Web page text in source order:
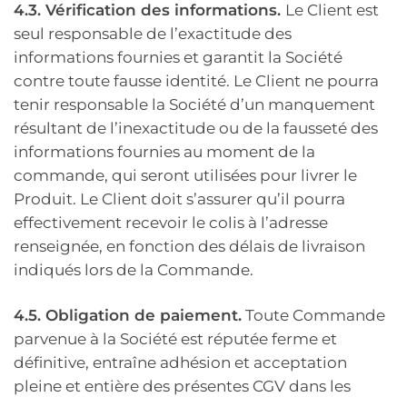
4.3. Vérification des informations. Le Client est
seul responsable de l’exactitude des
informations fournies et garantit la Société
contre toute fausse identité. Le Client ne pourra
tenir responsable la Société d’un manquement
résultant de l’inexactitude ou de la fausseté des
informations fournies au moment de la
commande, qui seront utilisées pour livrer le
Produit. Le Client doit s’assurer qu’il pourra
effectivement recevoir le colis à l’adresse
renseignée, en fonction des délais de livraison
indiqués lors de la Commande.
4.5. Obligation de paiement. Toute Commande
parvenue à la Société est réputée ferme et
définitive, entraîne adhésion et acceptation
pleine et entière des présentes CGV dans les